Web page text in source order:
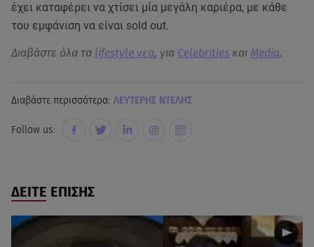
έχει καταφέρει να χτίσει μία μεγάλη καριέρα, με κάθε
του εμφάνιση να είναι sold out.
Διαβάστε όλα τα lifestyle νεα, για Celebrities και Media.
Διαβάστε περισσότερα: ΛΕΥΤΕΡΗΣ ΝΤΕΛΗΣ
Follow us:
ΔΕΙΤΕ ΕΠΙΣΗΣ